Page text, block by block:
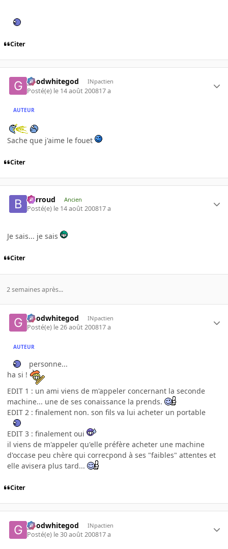
Citer
goodwhitegod INpactien
Posté(e) le 14 août 200817 a
AUTEUR
Sache que j'aime le fouet
Citer
Barroud Ancien
Posté(e) le 14 août 200817 a
Je sais... je sais
Citer
2 semaines après...
goodwhitegod INpactien
Posté(e) le 26 août 200817 a
AUTEUR
personne...
ha si !
EDIT 1 : un ami viens de m'appeler concernant la seconde
machine... une de ses conaissance la prends.
EDIT 2 : finalement non. son fils va lui acheter un portable
EDIT 3 : finalement oui
il viens de m'appeler qu'elle préfère acheter une machine
d'occase peu chère qui correcpond à ses "faibles" attentes et
elle avisera plus tard...
Citer
goodwhitegod INpactien
Posté(e) le 30 août 200817 a